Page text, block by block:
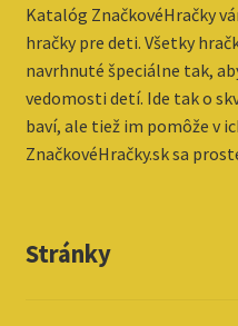
Katalóg ZnačkovéHračky
hračky pre deti. Všetky
navrhnuté špeciálne tak,
vedomosti detí. Ide tak o
baví, ale tiež im pomôže v
ZnačkovéHračky.sk sa
Stránky